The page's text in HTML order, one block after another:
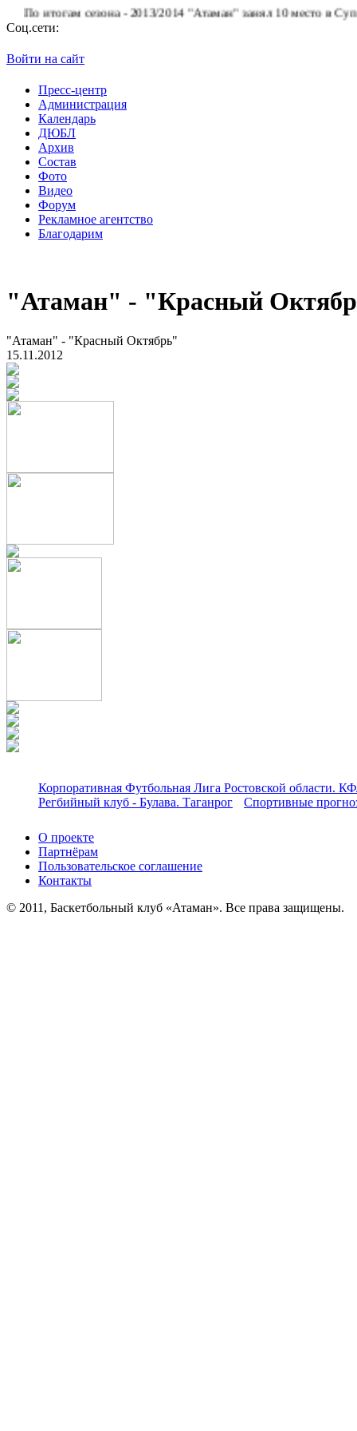
итогам сезона - 2013/2014 "Атаман" занял 10 место в
Соц.сети:
Войти на сайт
Пресс-центр
Администрация
Календарь
ДЮБЛ
Архив
Состав
Фото
Видео
Форум
Рекламное агентство
Благодарим
"Атаман" - "Красный
"Атаман" - "Красный Октябрь"
15.11.2012
Корпоративная Футбольная Лига Ростовской области.
Регбийный клуб - Булава. Таганрог
Спортивные
О проекте
Партнёрам
Пользовательское соглашение
Контакты
© 2011, Баскетбольный клуб «Атаман». Все права защищены.